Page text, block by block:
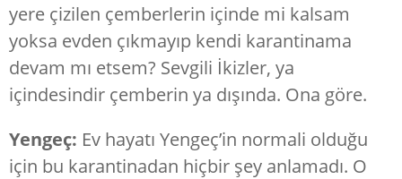
yere çizilen çemberlerin içinde mi kalsam
yoksa evden çıkmayıp kendi karantinama
devam mı etsem? Sevgili İkizler, ya
içindesindir çemberin ya dışında. Ona göre.
Yengeç: Ev hayatı Yengeç’in normali olduğu
için bu karantinadan hiçbir şey anlamadı. O